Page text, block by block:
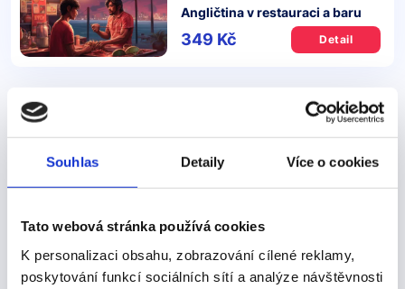
Souhlas Detaily Více o cookies
Tato webová stránka používá cookies
K personalizaci obsahu, zobrazování cílené reklamy,
poskytování funkcí sociálních sítí a analýze návštěvnosti
Angličtina v restauraci a baru
349 Kč Detail
Další výrazy nebo fráze v této kategorii našeho
Its population
Its population
Pojďme se podívat na správné řešení